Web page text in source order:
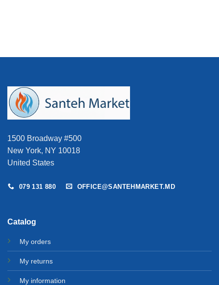
1500 Broadway #500
New York, NY 10018
United States
079 131 880 OFFICE@SANTEHMARKET.MD
Catalog
My orders
My returns
My information